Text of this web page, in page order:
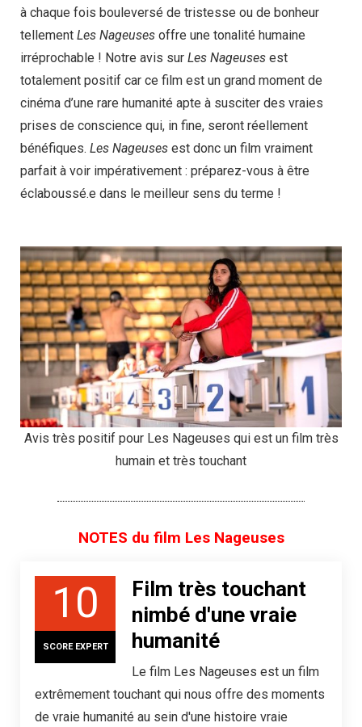
à chaque fois bouleversé de tristesse ou de bonheur
tellement Les Nageuses offre une tonalité humaine
irréprochable ! Notre avis sur Les Nageuses est
totalement positif car ce film est un grand moment de
cinéma d’une rare humanité apte à susciter des vraies
prises de conscience qui, in fine, seront réellement
bénéfiques. Les Nageuses est donc un film vraiment
parfait à voir impérativement : préparez-vous à être
éclaboussé.e dans le meilleur sens du terme !
Avis très positif pour Les Nageuses qui est un film très
humain et très touchant
NOTES du film Les Nageuses
10
SCORE EXPERT
Film très touchant
nimbé d'une vraie
humanité
Le film Les Nageuses est un film
extrêmement touchant qui nous offre des moments
de vraie humanité au sein d'une histoire vraie